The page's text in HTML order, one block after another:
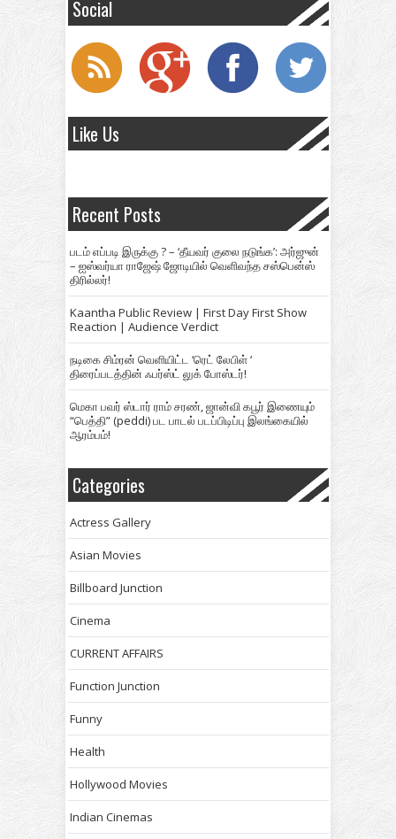
Social
Like Us
Recent Posts
படம் எப்படி இருக்கு ? – ‘தீயவர் குலை நடுங்க’: அர்ஜுன்
– ஐஸ்வர்யா ராஜேஷ் ஜோடியில் வெளிவந்த சஸ்பென்ஸ்
திரில்லர்!
Kaantha Public Review | First Day First Show
Reaction | Audience Verdict
நடிகை சிம்ரன் வெளியிட்ட ‘ரெட் லேபிள் ‘
திரைப்படத்தின் ஃபர்ஸ்ட் லுக் போஸ்டர்!
மெகா பவர் ஸ்டார் ராம் சரண், ஜான்வி கபூர் இணையும்
“பெத்தி” (peddi) பட பாடல் படப்பிடிப்பு இலங்கையில்
ஆரம்பம்!
Categories
Actress Gallery
Asian Movies
Billboard Junction
Cinema
CURRENT AFFAIRS
Function Junction
Funny
Health
Hollywood Movies
Indian Cinemas